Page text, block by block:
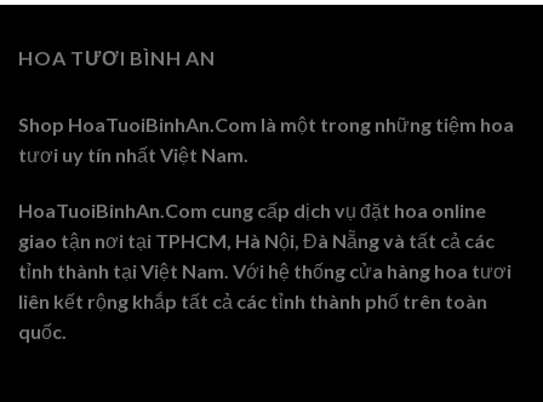
950.000 ₫.
HOA TƯƠI BÌNH AN
Shop HoaTuoiBinhAn.Com là một trong những tiệm hoa
tươi uy tín nhất Việt Nam.
HoaTuoiBinhAn.Com cung cấp dịch vụ đặt hoa online
giao tận nơi tại TPHCM, Hà Nội, Đà Nẵng và tất cả các
tỉnh thành tại Việt Nam. Với hệ thống cửa hàng hoa tươi
liên kết rộng khắp tất cả các tỉnh thành phố trên toàn
quốc.